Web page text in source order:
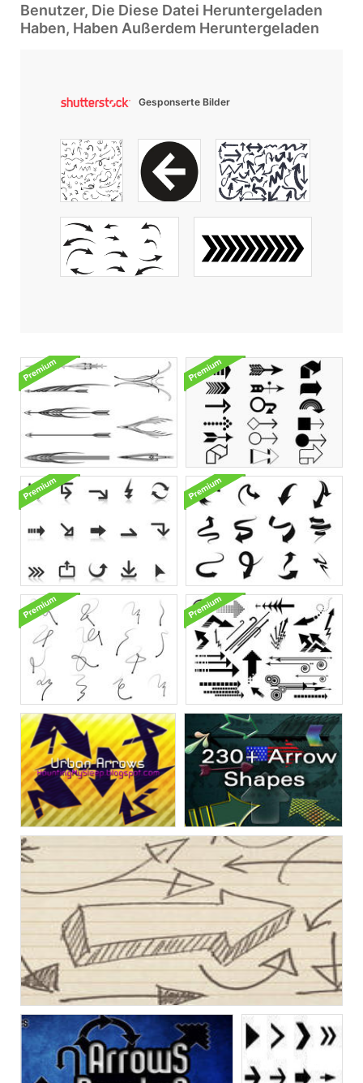
Benutzer, Die Diese Datei Heruntergeladen
Haben, Haben Außerdem Heruntergeladen
Gesponserte Bilder